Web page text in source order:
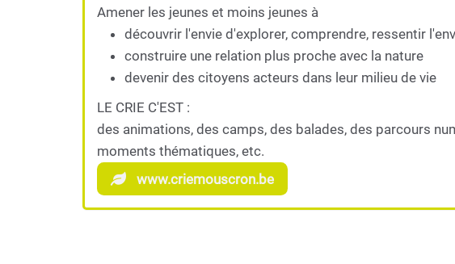
Amener les jeunes et moins jeunes à
découvrir l'envie d'explorer, comprendre, ressentir
construire une relation plus proche avec la nature
devenir des citoyens acteurs dans leur milieu de vie
LE CRIE C'EST :
des animations, des camps, des balades, des parcours
moments thématiques, etc.
www.criemouscron.be